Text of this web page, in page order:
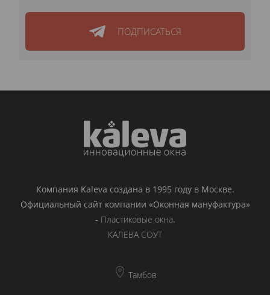
ПОДПИСАТЬСЯ
Компания Kaleva создана в 1995 году в Москве.
Официальный сайт компании «Оконная мануфактура»
- Пластиковые окна.
КАЛЕВА СОУТ
Тамбов